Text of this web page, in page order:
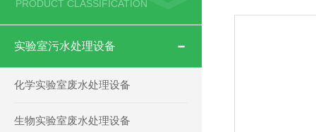
PRODUCT CLASSIFICATION
实验室污水处理设备
化学实验室废水处理设备
生物实验室废水处理设备